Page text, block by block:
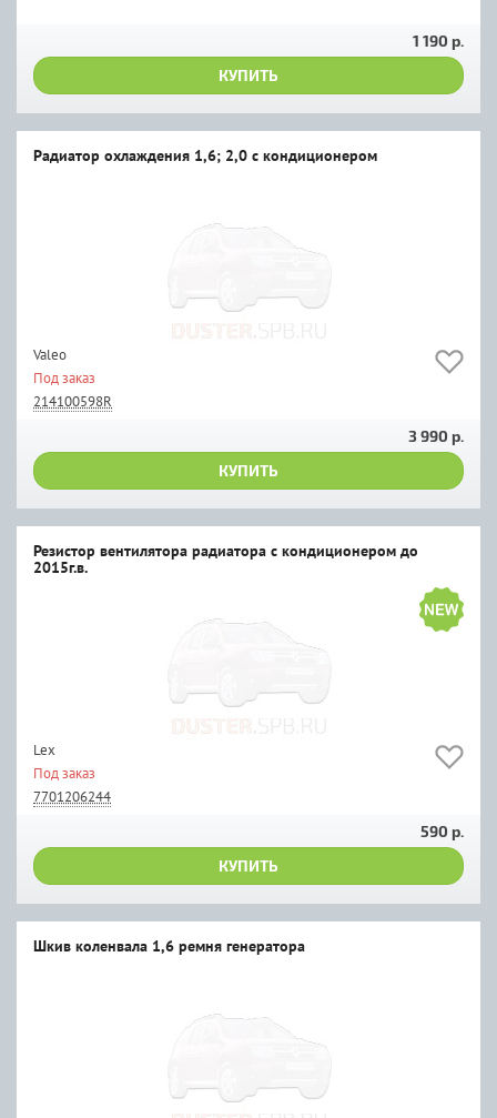
1 190 р.
КУПИТЬ
Радиатор охлаждения 1,6; 2,0 с кондиционером
Valeo
Под заказ
214100598R
3 990 р.
КУПИТЬ
Резистор вентилятора радиатора с кондиционером до
2015г.в.
Lex
Под заказ
7701206244
590 р.
КУПИТЬ
Шкив коленвала 1,6 ремня генератора